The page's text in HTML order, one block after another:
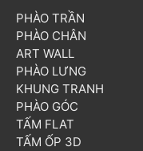
PHÀO TRẦN
PHÀO CHÂN
ART WALL
PHÀO LƯNG
KHUNG TRANH
PHÀO GÓC
TẤM FLAT
TẤM ỐP 3D